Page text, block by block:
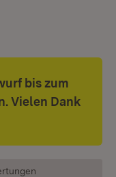
bis zum
Vielen Dank